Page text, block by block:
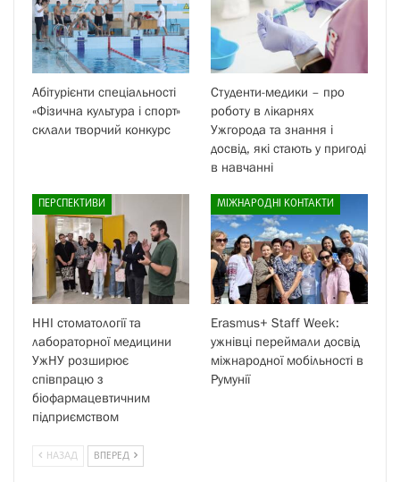
Абітурієнти спеціальності
«Фізична культура і спорт»
склали творчий конкурс
Студенти-медики – про
роботу в лікарнях
Ужгорода та знання і
досвід, які стають у пригоді
в навчанні
ПЕРСПЕКТИВИ
ННІ стоматології та
лабораторної медицини
УжНУ розширює
співпрацю з
біофармацевтичним
підприємством
МІЖНАРОДНІ КОНТАКТИ
Erasmus+ Staff Week:
ужнівці переймали досвід
міжнародної мобільності в
Румунії
НАЗАД ВПЕРЕД